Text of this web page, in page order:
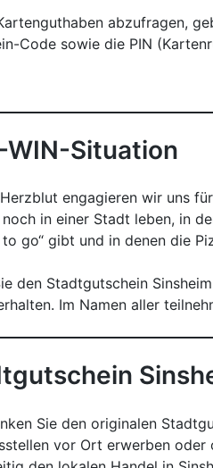
abzufragen,
Code sowie die PIN
WIN-Situation
engagieren wir uns
in einer Stadt leben, in
to go“ gibt und in denen die
den Stadtgutschein
Im Namen aller
Sie den originalen
vor Ort erwerben oder